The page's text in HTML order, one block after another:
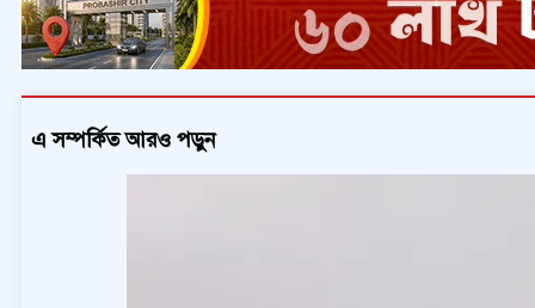
এ সম্পর্কিত আরও পড়ুন